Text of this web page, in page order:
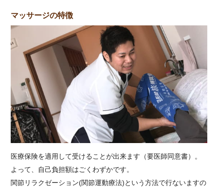
マッサージの特徴
医療保険を適用して受けることが出来ます（要医師同意書）。
よって、自己負担額はごくわずかです。
関節リラクゼーション(関節運動療法)という方法で行ないますの